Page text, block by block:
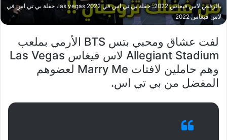
بالرقص لاس فيغاس 2022، حفلة بي تي اس في las vegas 2022، حفلة بي تي اس في
لاس فيغاس 2022
لفت عشاق ومحبي بتس BTS الأرمي بملعب
Allegiant Stadium لاس فيغاس Las Vegas
وهم حاملين لافتات Marry Me لعضوهم
المفضل من بي تي اس.